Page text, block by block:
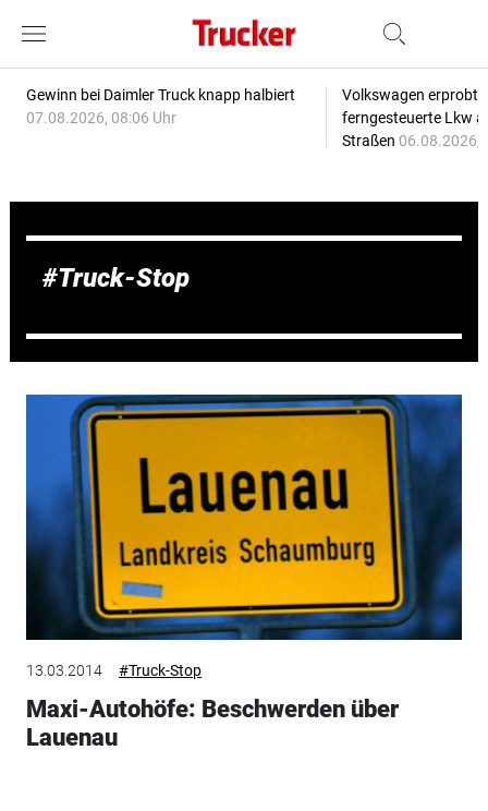
Gewinn bei Daimler Truck knapp halbiert
07.08.2026, 08:06 Uhr
Volkswagen erprobt
ferngesteuerte Lkw
Straßen 06.08.2026,
Truck-Stop
13.03.2014 #Truck-Stop
Maxi-Autohöfe: Beschwerden über
Lauenau